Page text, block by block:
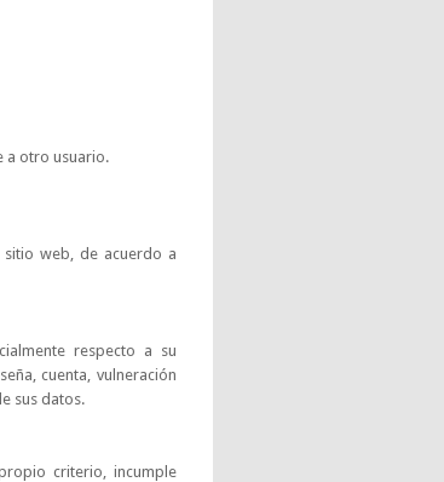
a otro usuario.
sitio web, de acuerdo a
respecto a su
cuenta, vulneración
sus datos.
criterio, incumple